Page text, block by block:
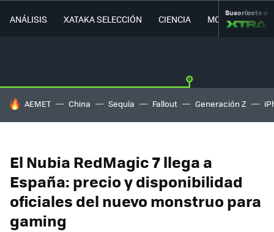
ANÁLISIS XATAKA SELECCIÓN CIENCIA MOVILIDAD
Suscríbete a
HOY SE HABLA DE
AEMET China Sequía Fallout Generación Z
El Nubia RedMagic 7 llega a
España: precio y disponibilidad
oficiales del nuevo monstruo para
gaming